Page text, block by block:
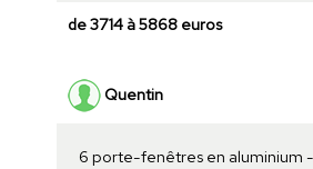
de 3714 à 5868 euros
Quentin
6 porte-fenêtres en aluminium